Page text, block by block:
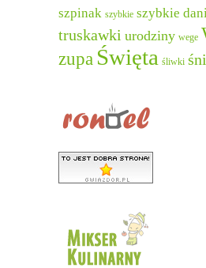
szpinak szybkie szybkie
truskawki urodziny wege
zupa Święta śliwki